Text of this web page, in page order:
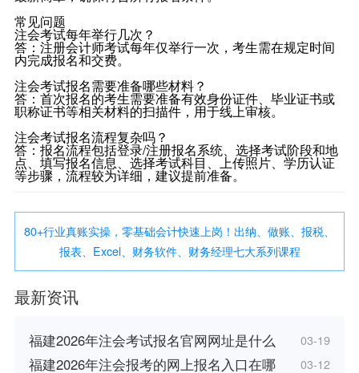
常见问题
注会考试每年举行几次？
答：注册会计师考试每年仅举行一次，考生需在规定时间
内完成报名和交费。
注会考试报名需要准备哪些材料？
答：首次报名的考生需要准备有效身份证件、毕业证书或
职称证书等相关材料的扫描件，用于线上审核。
注会考试报名流程复杂吗？
答：报名流程包括登录/注册报名系统、选择考试阶段和地
点、填写报名信息、选择考试科目、上传照片、学历认证
等步骤，流程较为详细，建议提前准备。
80+行业真账实操，零基础会计快速上岗！出纳、做账、报税、
报表、Excel、财务软件、财务经理七大系列课程
最新资讯
福建2026年注会考试报名官网网址是什么 03-19
福建2026年注会报考的网上报名入口在哪 03-12